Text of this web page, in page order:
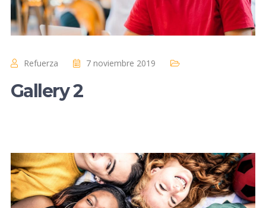
Refuerza 7 noviembre 2019
Gallery 2